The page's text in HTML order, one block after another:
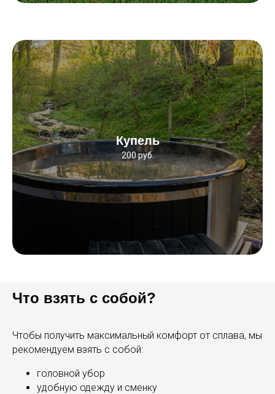
Купель
200 руб.
Что взять с собой?
Чтобы получить максимальный комфорт от сплава, мы
рекомендуем взять с собой:
головной убор
удобную одежду и сменку